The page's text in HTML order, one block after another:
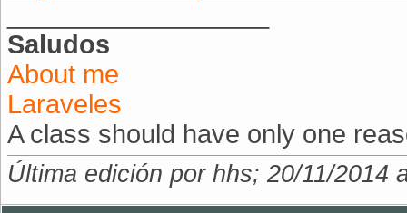
Saludos
About me
Laraveles
A class should have only one
Última edición por hhs; 20/11/2014